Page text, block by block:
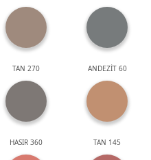
TAN 270 ANDEZİT 60
HASIR 360 TAN 145